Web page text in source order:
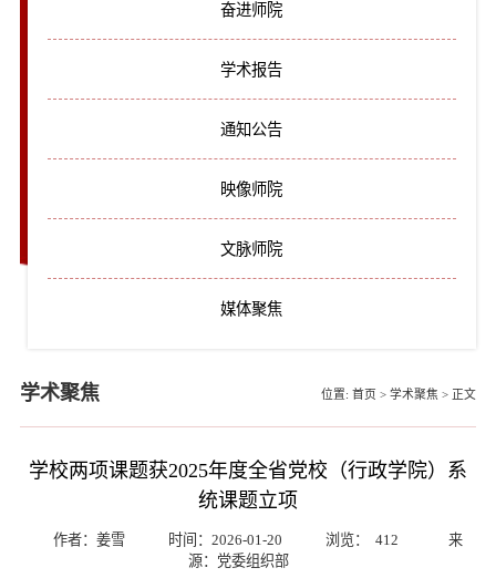
奋进师院
学术报告
通知公告
映像师院
文脉师院
媒体聚焦
学术聚焦 位置: 首页 > 学术聚焦 > 正文
学校两项课题获2025年度全省党校（行政学院）系
统课题立项
作者：姜雪 时间：2026-01-20 浏览： 412
来
源：党委组织部